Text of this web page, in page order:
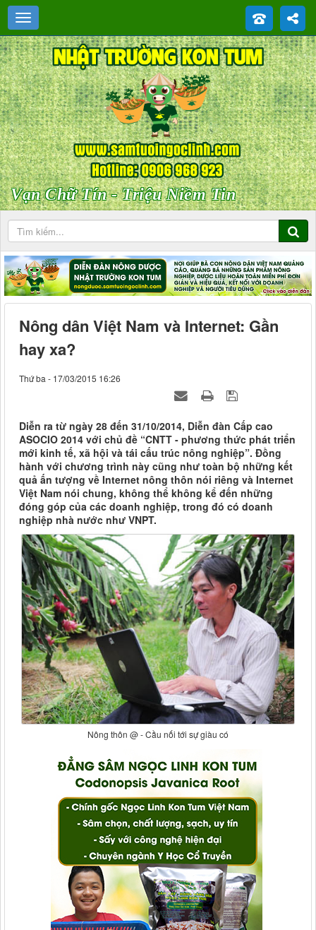
Vạn Chữ Tín - Triệu Niềm Tin
Nông dân Việt Nam và Internet: Gần
hay xa?
Thứ ba - 17/03/2015 16:26
Diễn ra từ ngày 28 đến 31/10/2014, Diễn đàn Cấp cao
ASOCIO 2014 với chủ đề “CNTT - phương thức phát triển
mới kinh tế, xã hội và tái cấu trúc nông nghiệp”. Đồng
hành với chương trình này cũng như toàn bộ những kết
quả ấn tượng về Internet nông thôn nói riêng và Internet
Việt Nam nói chung, không thể không kể đến những
đóng góp của các doanh nghiệp, trong đó có doanh
nghiệp nhà nước như VNPT.
Nông thôn @ - Cầu nối tới sự giàu có